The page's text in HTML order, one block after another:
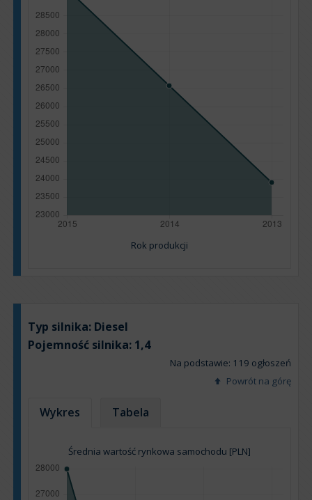
Rok produkcji
Typ silnika: Diesel
Pojemność silnika: 1,4
Na podstawie: 119 ogłoszeń
Powrót na górę
Wykres Tabela
Średnia wartość rynkowa samochodu [PLN]